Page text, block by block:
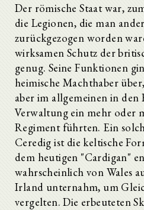
Der römische Staat war,
die Legionen, die man
zurückgezogen worden
wirksamen Schutz der
genug. Seine Funktionen
heimische Machthaber
aber im allgemeinen in
Verwaltung ein mehr oder
Regiment führten. Ein
Ceredig ist die keltische
dem heutigen "Cardigan"
wahrscheinlich von Wales
Irland unternahm, um
vergelten. Die erbeuteten